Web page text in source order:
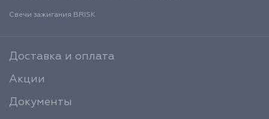
Свечи зажигания BRISK
Доставка и оплата
Акции
Документы